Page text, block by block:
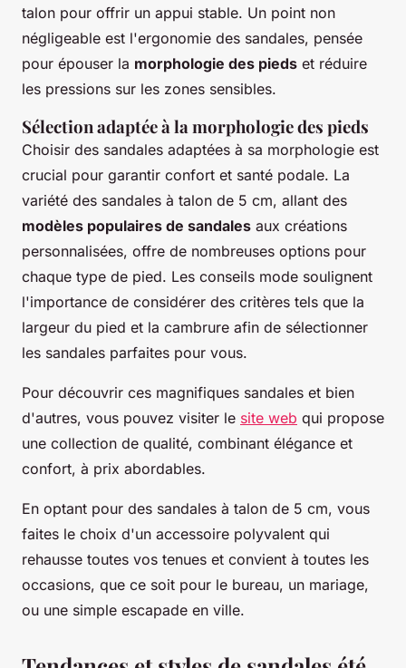
talon pour offrir un appui stable. Un point non
négligeable est l'ergonomie des sandales, pensée
pour épouser la morphologie des pieds et réduire
les pressions sur les zones sensibles.
Sélection adaptée à la morphologie des pieds
Choisir des sandales adaptées à sa morphologie est
crucial pour garantir confort et santé podale. La
variété des sandales à talon de 5 cm, allant des
modèles populaires de sandales aux créations
personnalisées, offre de nombreuses options pour
chaque type de pied. Les conseils mode soulignent
l'importance de considérer des critères tels que la
largeur du pied et la cambrure afin de sélectionner
les sandales parfaites pour vous.
Pour découvrir ces magnifiques sandales et bien
d'autres, vous pouvez visiter le site web qui propose
une collection de qualité, combinant élégance et
confort, à prix abordables.
En optant pour des sandales à talon de 5 cm, vous
faites le choix d'un accessoire polyvalent qui
rehausse toutes vos tenues et convient à toutes les
occasions, que ce soit pour le bureau, un mariage,
ou une simple escapade en ville.